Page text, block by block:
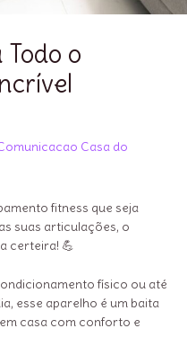
o
Casa do
fitness que seja
suas articulações, o
certeira! 💪
físico ou até
esse aparelho é um baita
casa com conforto e